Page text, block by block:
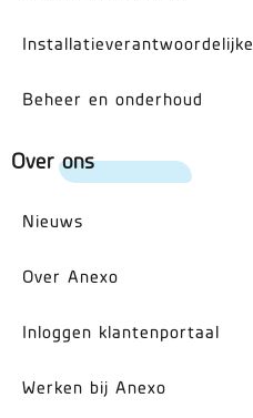
Installatieverantwoordelijke
Beheer en onderhoud
Over ons
Nieuws
Over Anexo
Inloggen klantenportaal
Werken bij Anexo